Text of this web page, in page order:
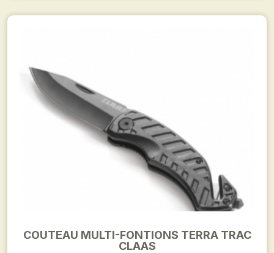
COUTEAU MULTI-FONTIONS TERRA TRAC
CLAAS